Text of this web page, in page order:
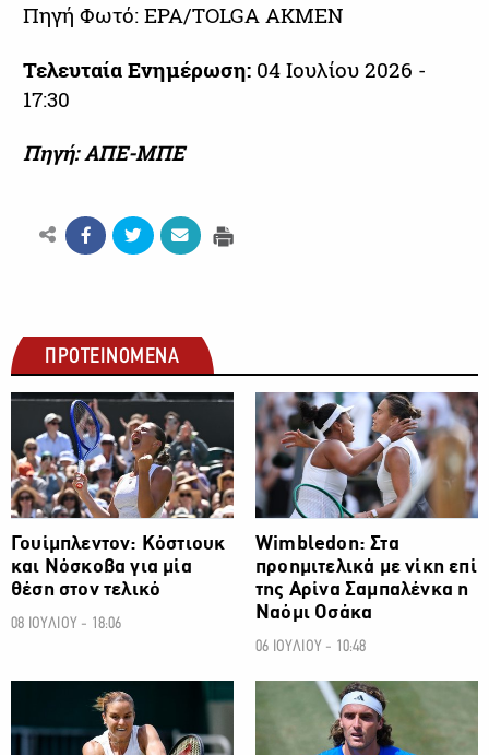
Πηγή Φωτό: EPA/TOLGA AKMEN
Τελευταία Ενημέρωση: 04 Ιουλίου 2026 -
17:30
Πηγή: ΑΠΕ-ΜΠΕ
ΠΡΟΤΕΙΝΟΜΕΝΑ
ΑΛΛΑ ΣΠΟΡ
Γουίμπλεντον: Κόστιουκ
και Νόσκοβα για μία
θέση στον τελικό
08 ΙΟΥΛΙΟΥ - 18:06
ΑΛΛΑ ΣΠΟΡ
Wimbledon: Στα
προημιτελικά με νίκη επί
της Αρίνα Σαμπαλένκα η
Ναόμι Οσάκα
06 ΙΟΥΛΙΟΥ - 10:48
ΑΛΛΑ ΣΠΟΡ